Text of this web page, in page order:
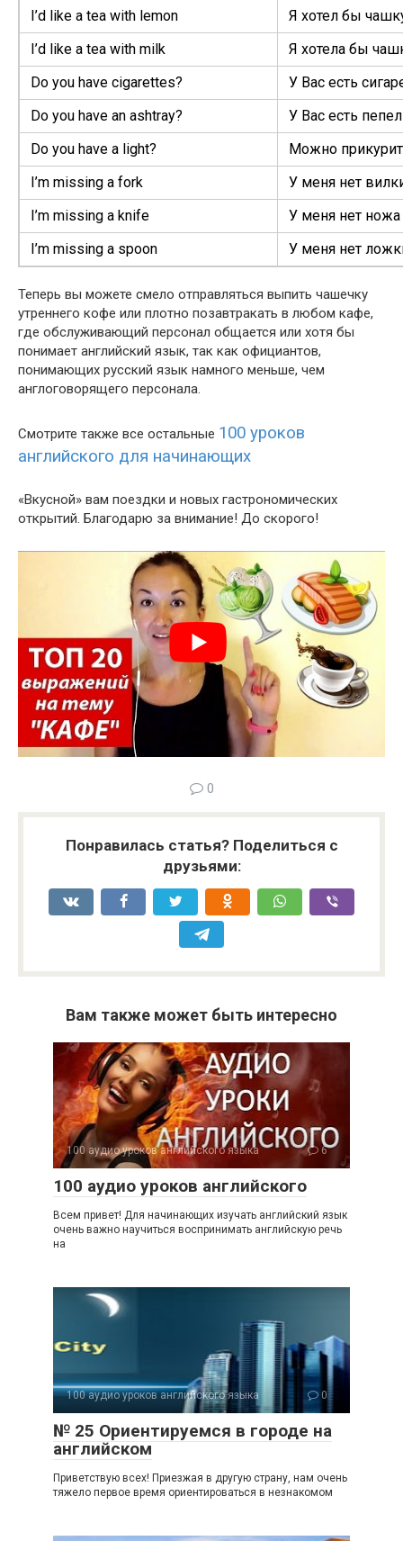
I’d like a tea with lemon
Я хотел бы
I’d like a tea with milk
Я хотела бы
Do you have cigarettes?
У Вас есть
Do you have an ashtray?
У Вас есть
Do you have a light?
Можно
I’m miss­ing a fork
У меня нет
I’m miss­ing a knife
У меня нет ножа
I’m miss­ing a spoon
У меня нет
Теперь вы можете смело отправляться выпить чашечку
утреннего кофе или плотно позавтракать в любом кафе,
где обслуживающий персонал общается или хотя бы
понимает английский язык, так как официантов,
понимающих русский язык намного меньше, чем
англоговорящего персонала.
Смотрите также все остальные 100 уроков
английского для начинающих
«Вкусной» вам поездки и новых гастрономических
открытий. Благодарю за внимание! До скорого!
0
Понравилась статья? Поделиться с
друзьями:
Вам также может быть интересно
100 аудио уроков английского языка 6
100 аудио уроков английского
Всем привет! Для начинающих изучать английский язык
очень важно научиться воспринимать английскую речь
на
100 аудио уроков английского языка 0
№ 25 Ориентируемся в городе на
английском
Приветствую всех! Приезжая в другую страну, нам очень
тяжело первое время ориентироваться в незнакомом